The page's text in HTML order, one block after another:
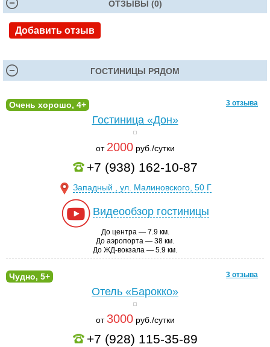
ОТЗЫВЫ (0)
Добавить отзыв
ГОСТИНИЦЫ РЯДОМ
3 отзыва
Очень хорошо, 4+
Гостиница «Дон»
от 2000руб./сутки
+7 (938) 162-10-87
Западный , ул. Малиновского, 50 Г
Видеообзор гостиницы
До центра — 7.9 км.
До аэропорта — 38 км.
До ЖД-вокзала — 5.9 км.
3 отзыва
Чудно, 5+
Отель «Барокко»
от 3000руб./сутки
+7 (928) 115-35-89